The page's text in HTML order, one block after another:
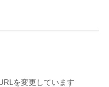
を変更しています